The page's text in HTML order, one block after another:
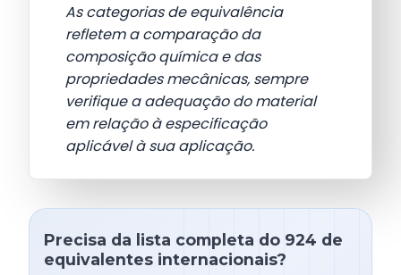
As categorias de equivalência
refletem a comparação da
composição química e das
propriedades mecânicas, sempre
verifique a adequação do material
em relação à especificação
aplicável à sua aplicação.
Precisa da lista completa do 924 de
equivalentes internacionais?